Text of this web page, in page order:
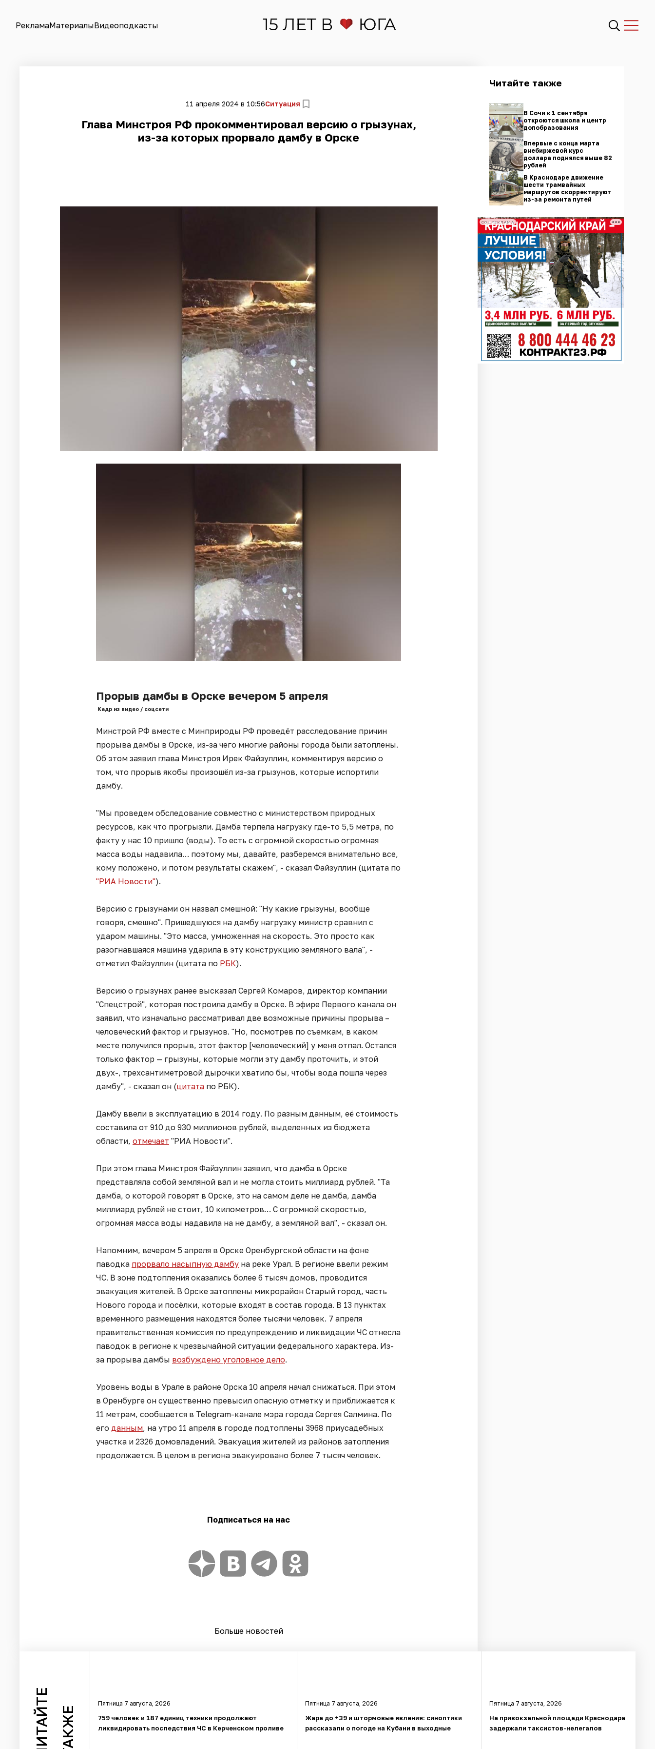
РекламаМатериалыВидеоподкасты
11 апреля 2024 в 10:56Ситуация
Глава Минстроя РФ прокомментировал версию о грызунах,
из-за которых прорвало дамбу в Орске
Прорыв дамбы в Орске вечером 5 апреля
Кадр из видео / соцсети
Минстрой РФ вместе с Минприроды РФ проведёт расследование причин
прорыва дамбы в Орске, из-за чего многие районы города были затоплены.
Об этом заявил глава Минстроя Ирек Файзуллин, комментируя версию о
том, что прорыв якобы произошёл из-за грызунов, которые испортили
дамбу.
"Мы проведем обследование совместно с министерством природных
ресурсов, как что прогрызли. Дамба терпела нагрузку где-то 5,5 метра, по
факту у нас 10 пришло (воды). То есть с огромной скоростью огромная
масса воды надавила… поэтому мы, давайте, разберемся внимательно все,
кому положено, и потом результаты скажем", - сказал Файзуллин (цитата по
"РИА Новости").
Версию с грызунами он назвал смешной: "Ну какие грызуны, вообще
говоря, смешно". Пришедшуюся на дамбу нагрузку министр сравнил с
ударом машины. "Это масса, умноженная на скорость. Это просто как
разогнавшаяся машина ударила в эту конструкцию земляного вала", -
отметил Файзуллин (цитата по РБК).
Версию о грызунах ранее высказал Сергей Комаров, директор компании
"Спецстрой", которая построила дамбу в Орске. В эфире Первого канала он
заявил, что изначально рассматривал две возможные причины прорыва –
человеческий фактор и грызунов. "Но, посмотрев по съемкам, в каком
месте получился прорыв, этот фактор [человеческий] у меня отпал. Остался
только фактор — грызуны, которые могли эту дамбу проточить, и этой
двух-, трехсантиметровой дырочки хватило бы, чтобы вода пошла через
дамбу", - сказал он (цитата по РБК).
Дамбу ввели в эксплуатацию в 2014 году. По разным данным, её стоимость
составила от 910 до 930 миллионов рублей, выделенных из бюджета
области, отмечает "РИА Новости".
При этом глава Минстроя Файзуллин заявил, что дамба в Орске
представляла собой земляной вал и не могла стоить миллиард рублей. "Та
дамба, о которой говорят в Орске, это на самом деле не дамба, дамба
миллиард рублей не стоит, 10 километров… С огромной скоростью,
огромная масса воды надавила на не дамбу, а земляной вал", - сказал он.
Напомним, вечером 5 апреля в Орске Оренбургской области на фоне
паводка прорвало насыпную дамбу на реке Урал. В регионе ввели режим
ЧС. В зоне подтопления оказались более 6 тысяч домов, проводится
эвакуация жителей. В Орске затоплены микрорайон Старый город, часть
Нового города и посёлки, которые входят в состав города. В 13 пунктах
временного размещения находятся более тысячи человек. 7 апреля
правительственная комиссия по предупреждению и ликвидации ЧС отнесла
паводок в регионе к чрезвычайной ситуации федерального характера. Из-
за прорыва дамбы возбуждено уголовное дело.
Уровень воды в Урале в районе Орска 10 апреля начал снижаться. При этом
в Оренбурге он существенно превысил опасную отметку и приближается к
11 метрам, сообщается в Telegram-канале мэра города Сергея Салмина. По
его данным, на утро 11 апреля в городе подтоплены 3968 приусадебных
участка и 2326 домовладений. Эвакуация жителей из районов затопления
продолжается. В целом в региона эвакуировано более 7 тысяч человек.
Подписаться на нас
Больше новостей
Читайте также
В Сочи к 1 сентября
откроются школа и центр
допобразования
Впервые с конца марта
внебиржевой курс
доллара поднялся выше 82
рублей
В Краснодаре движение
шести трамвайных
маршрутов скорректируют
из-за ремонта путей
СОЦРЕКЛАМА
ЧИТАЙТЕ ТАКЖЕ
Пятница 7 августа, 2026
759 человек и 187 единиц техники продолжают
ликвидировать последствия ЧС в Керченском проливе
Пятница 7 августа, 2026
Жара до +39 и штормовые явления: синоптики
рассказали о погоде на Кубани в выходные
Пятница 7 августа, 2026
На привокзальной площади Краснодара
задержали таксистов-нелегалов